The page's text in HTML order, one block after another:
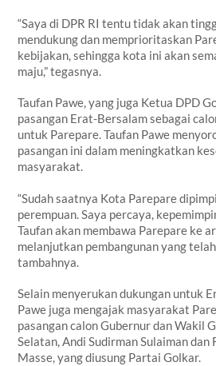
“Saya di DPR RI tentu tidak akan
mendukung dan memprioritaskan
kebijakan, sehingga kota ini akan
maju,” tegasnya.
Taufan Pawe, yang juga Ketua DPD
pasangan Erat-Bersalam sebagai
untuk Parepare. Taufan Pawe
pasangan ini dalam meningkatkan
masyarakat.
“Sudah saatnya Kota Parepare
perempuan. Saya percaya,
Taufan akan membawa Parepare ke
melanjutkan pembangunan yang
tambahnya.
Selain menyerukan dukungan untuk
Pawe juga mengajak masyarakat
pasangan calon Gubernur dan Wakil
Selatan, Andi Sudirman Sulaiman dan
Masse, yang diusung Partai Golkar.